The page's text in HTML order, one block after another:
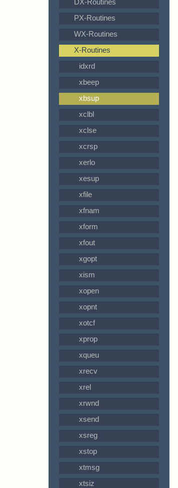
DX-Routines
PX-Routines
WX-Routines
X-Routines
idxrd
xbeep
xbsup
xclbl
xclse
xcrsp
xerlo
xesup
xfile
xfnam
xform
xfout
xgopt
xism
xopen
xopnt
xotcf
xprop
xqueu
xrecv
xrel
xrwnd
xsend
xsreg
xstop
xtmsg
xtsiz